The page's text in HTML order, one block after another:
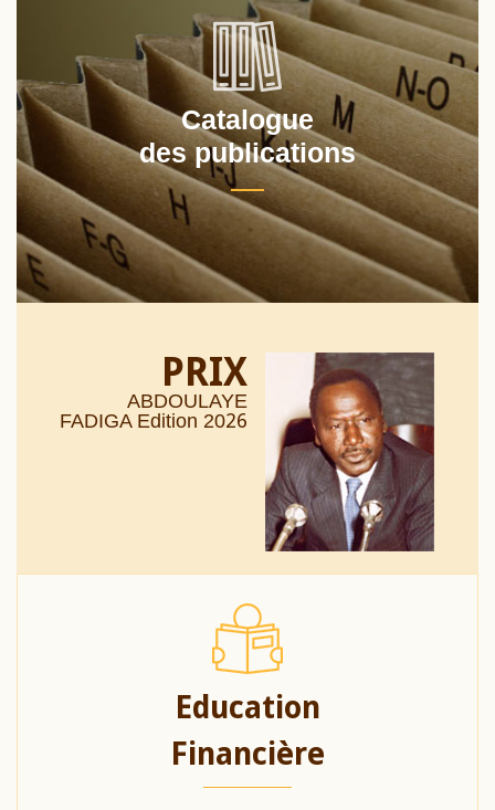
Catalogue
des publications
PRIX
ABDOULAYE
FADIGA Edition 2026
Education
Financière